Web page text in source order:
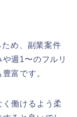
め、副業案件
週1〜のフルリ
富です。
働けるよう柔